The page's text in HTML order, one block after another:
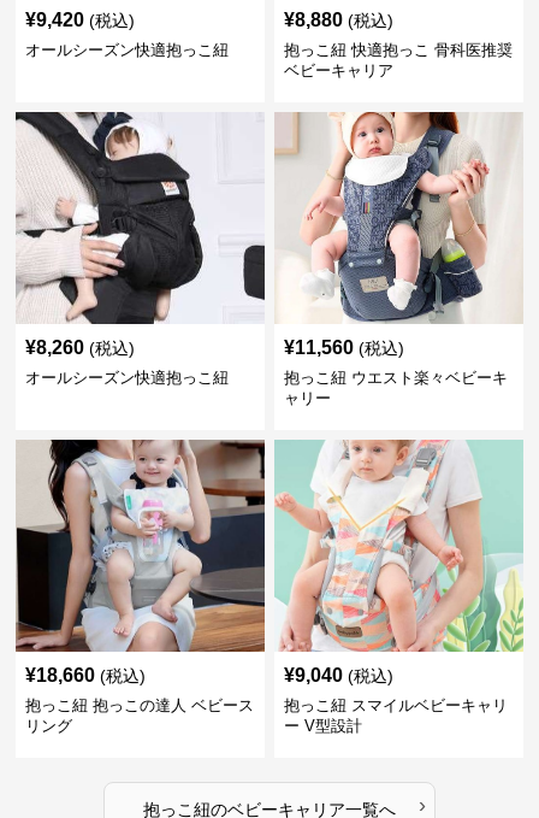
¥9,420 (税込)
オールシーズン快適抱っこ紐
¥8,880 (税込)
抱っこ紐 快適抱っこ 骨科医推奨
ベビーキャリア
¥8,260 (税込)
オールシーズン快適抱っこ紐
¥11,560 (税込)
抱っこ紐 ウエスト楽々ベビーキ
ャリー
¥18,660 (税込)
抱っこ紐 抱っこの達人 ベビース
リング
¥9,040 (税込)
抱っこ紐 スマイルベビーキャリ
ー V型設計
抱っこ紐のベビーキャリア一覧へ ›